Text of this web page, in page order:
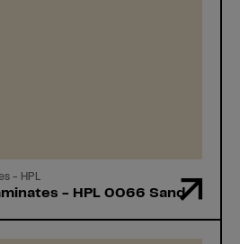
- HPL
- HPL 0066 Sand